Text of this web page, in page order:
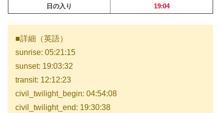
日の入り
19:04
■詳細（英語）
sunrise: 05:21:15
sunset: 19:03:32
transit: 12:12:23
civil_twilight_begin: 04:54:08
civil_twilight_end: 19:30:38